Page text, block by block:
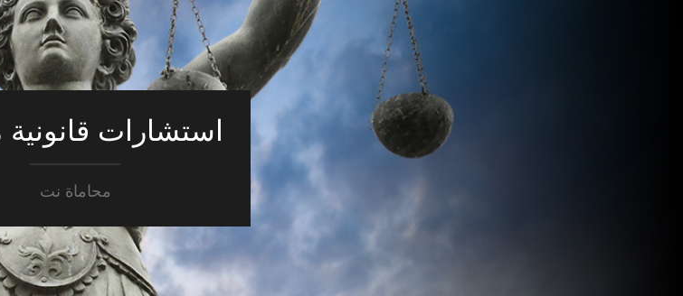
استشارات قانونية
محاماة نت